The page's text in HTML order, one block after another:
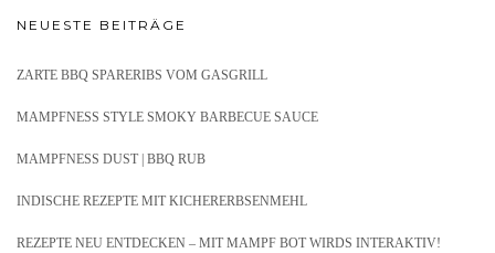
NEUESTE BEITRÄGE
ZARTE BBQ SPARERIBS VOM GASGRILL
MAMPFNESS STYLE SMOKY BARBECUE SAUCE
MAMPFNESS DUST | BBQ RUB
INDISCHE REZEPTE MIT KICHERERBSENMEHL
REZEPTE NEU ENTDECKEN – MIT MAMPF BOT WIRDS INTERAKTIV!